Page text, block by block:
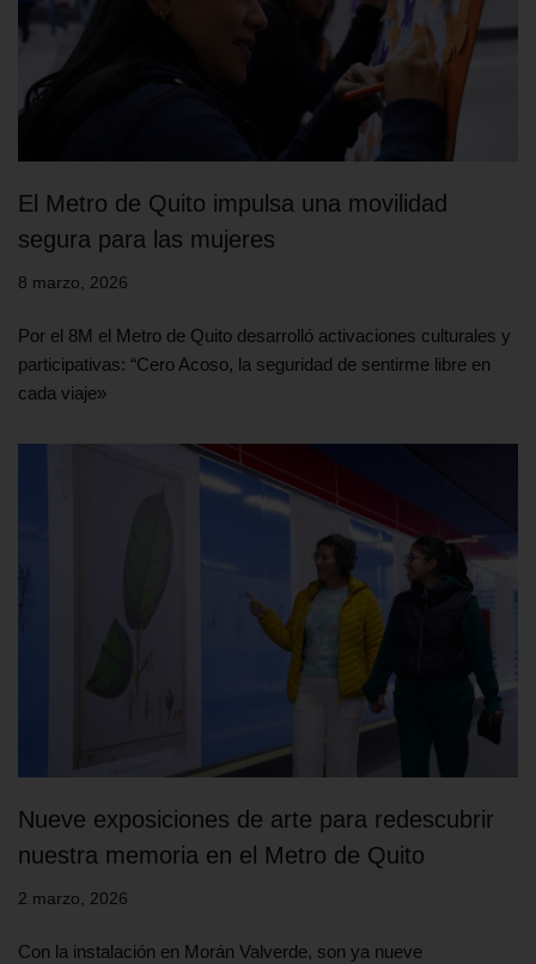
El Metro de Quito impulsa una movilidad
segura para las mujeres
8 marzo, 2026
Por el 8M el Metro de Quito desarrolló activaciones culturales y
participativas: “Cero Acoso, la seguridad de sentirme libre en
cada viaje»
Nueve exposiciones de arte para redescubrir
nuestra memoria en el Metro de Quito
2 marzo, 2026
Con la instalación en Morán Valverde, son ya nueve